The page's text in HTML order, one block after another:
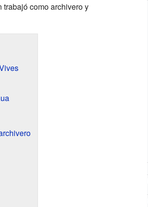
trabajó como archivero y